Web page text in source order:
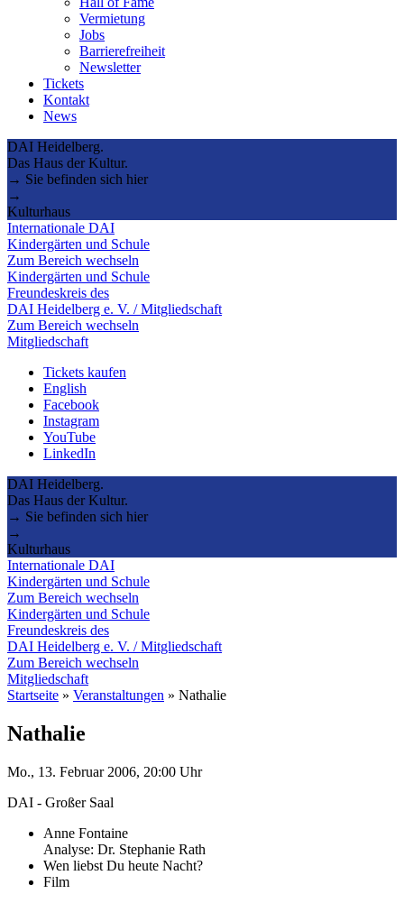
Vermietung
Jobs
Barrierefreiheit
Newsletter
Tickets
Kontakt
News
DAI Heidelberg.
Das Haus der Kultur.
→ Sie befinden sich hier
→
Kulturhaus
Internationale DAI
Kindergärten und Schule
Zum Bereich wechseln
Kindergärten und Schule
Freundeskreis des
DAI Heidelberg e. V. / Mitgliedschaft
Zum Bereich wechseln
Mitgliedschaft
Tickets kaufen
English
Facebook
Instagram
YouTube
LinkedIn
DAI Heidelberg.
Das Haus der Kultur.
→ Sie befinden sich hier
→
Kulturhaus
Internationale DAI
Kindergärten und Schule
Zum Bereich wechseln
Kindergärten und Schule
Freundeskreis des
DAI Heidelberg e. V. / Mitgliedschaft
Zum Bereich wechseln
Mitgliedschaft
Startseite » Veranstaltungen » Nathalie
Nathalie
Mo., 13. Februar 2006, 20:00 Uhr
DAI - Großer Saal
Anne Fontaine
Analyse: Dr. Stephanie Rath
Wen liebst Du heute Nacht?
Film